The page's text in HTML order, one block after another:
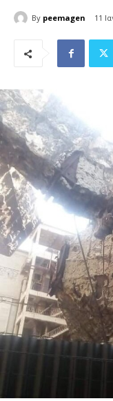
By peemagen 11